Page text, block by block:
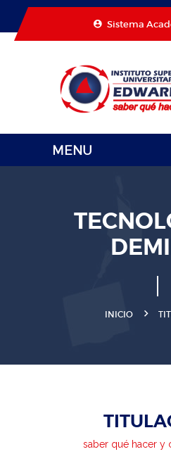
Sistema
INICIO
saber qué hacer y